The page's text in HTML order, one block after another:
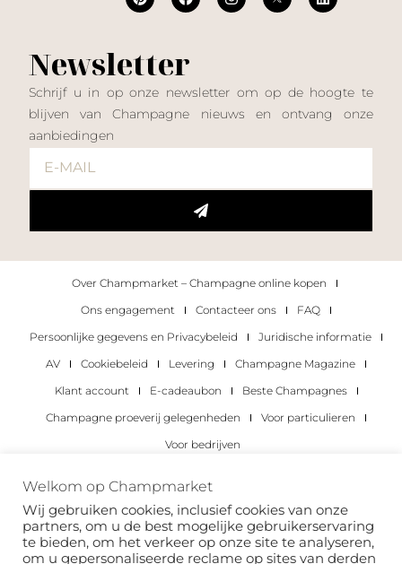
Newsletter
Schrijf u in op onze newsletter om op de hoogte te
blijven van Champagne nieuws en ontvang onze
aanbiedingen
Over Champmarket – Champagne online kopen
Ons engagement
Contacteer ons
FAQ
Persoonlijke gegevens en Privacybeleid
Juridische informatie
AV
Cookiebeleid Levering
Champagne Magazine
Klant account
E-cadeaubon
Beste Champagnes
Champagne proeverij gelegenheden
Voor particulieren
Voor bedrijven
Copyright 2022 © alle rechten voorbehouden.
Welkom op Champmarket
Wij gebruiken cookies, inclusief cookies van onze
partners, om u de best mogelijke gebruikerservaring
te bieden, om het verkeer op onze site te analyseren,
om u gepersonaliseerde reclame op sites van derden